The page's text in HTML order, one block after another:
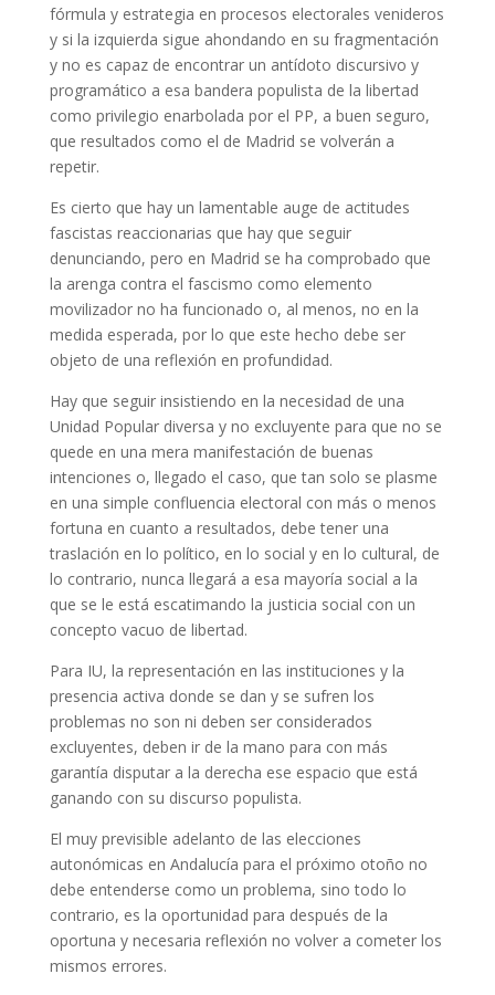
fórmula y estrategia en procesos electorales venideros
y si la izquierda sigue ahondando en su fragmentación
y no es capaz de encontrar un antídoto discursivo y
programático a esa bandera populista de la libertad
como privilegio enarbolada por el PP, a buen seguro,
que resultados como el de Madrid se volverán a
repetir.
Es cierto que hay un lamentable auge de actitudes
fascistas reaccionarias que hay que seguir
denunciando, pero en Madrid se ha comprobado que
la arenga contra el fascismo como elemento
movilizador no ha funcionado o, al menos, no en la
medida esperada, por lo que este hecho debe ser
objeto de una reflexión en profundidad.
Hay que seguir insistiendo en la necesidad de una
Unidad Popular diversa y no excluyente para que no se
quede en una mera manifestación de buenas
intenciones o, llegado el caso, que tan solo se plasme
en una simple confluencia electoral con más o menos
fortuna en cuanto a resultados, debe tener una
traslación en lo político, en lo social y en lo cultural, de
lo contrario, nunca llegará a esa mayoría social a la
que se le está escatimando la justicia social con un
concepto vacuo de libertad.
Para IU, la representación en las instituciones y la
presencia activa donde se dan y se sufren los
problemas no son ni deben ser considerados
excluyentes, deben ir de la mano para con más
garantía disputar a la derecha ese espacio que está
ganando con su discurso populista.
El muy previsible adelanto de las elecciones
autonómicas en Andalucía para el próximo otoño no
debe entenderse como un problema, sino todo lo
contrario, es la oportunidad para después de la
oportuna y necesaria reflexión no volver a cometer los
mismos errores.